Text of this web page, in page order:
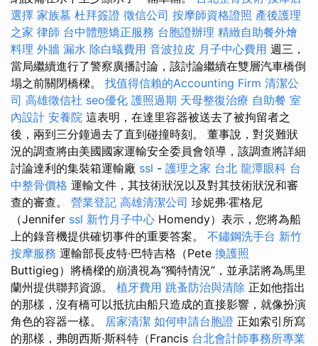
選擇 家族墓 杜拜簽證 徵信公司 按摩師資格證照 產後護理
之家 律師 台中體態矯正服務 台胞證辦理 精緻自助餐外燴
料理 外牆 漏水 除白蟻費用 音波拉皮 月子中心費用 週三，
當局繼續進行了警察廣播討論，該討論繼續在雙層汽車橋倒
塌之前關閉橋樑。 找值得信賴的Accounting Firm 清潔公
司 高雄徵信社 seo優化 護照過期 天母整復治療 自助餐 室
內設計 安養院 這表明，在達里容器被送去了被拘留者之
後，兩到三分鐘過去了直到碰撞時刻。 董事說，對災難狀
況的調查將由美國國家運輸安全委員會領導，該調查將詳細
討論達利的集裝箱運輸廠 ssl - 護理之家 台北 龍潭眼科 台
中整骨價格 運輸文件，其技術狀況以及對其技術狀況和審
查的審查。 營業登記 高雄清潔公司 珍妮弗·霍格尼
（Jennifer ssl 新竹月子中心 Homendy）表示，您將為船
上的錄音機提供確切事件的重要答案。 不鏽鋼洗手台 新竹
按摩服務 運輸部長皮特·巴特吉格（Pete 換護照
Buttigieg）將橋樑的崩潰視為“獨特情況”，並承諾將為馬里
蘭州提供聯邦資源。 植牙費用 跳蚤防治與清除 正如他指出
的那樣，沒有橋可以抵抗由船​​只造成的直接影響，就像扮演
角色的容器一樣。 居家清潔 如何申請台胞證 正如索引所寫
的那樣，弗朗西斯·斯科特（Francis 台北會計師事務所專業